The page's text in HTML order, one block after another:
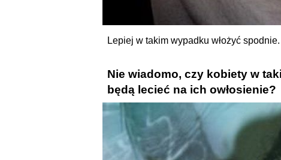
Lepiej w takim wypadku włożyć
Nie wiadomo, czy kobiety w
będą lecieć na ich owłosienie?